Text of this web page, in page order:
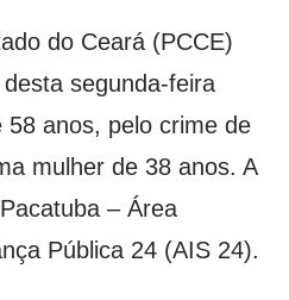
do Ceará (PCCE)
segunda-feira
anos, pelo crime de
mulher de 38 anos. A
– Área
Pública 24 (AIS 24).